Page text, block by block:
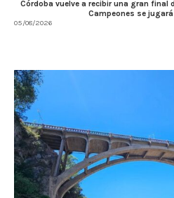
Córdoba vuelve a recibir una gran final
Campeones se
05/08/2026